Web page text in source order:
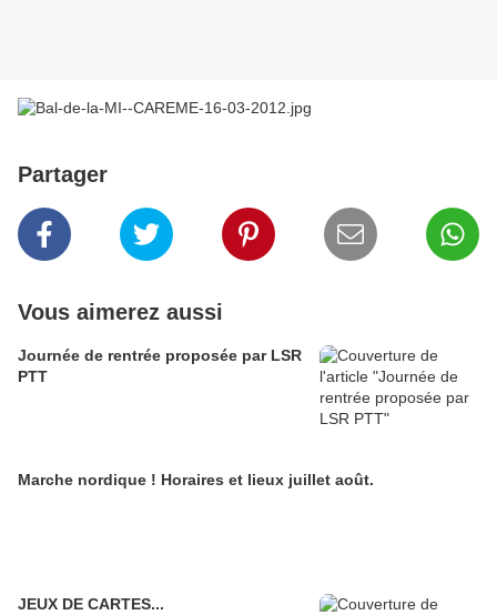
Partager
Vous aimerez aussi
Journée de rentrée proposée par LSR
PTT
Marche nordique ! Horaires et lieux juillet août.
JEUX DE CARTES...